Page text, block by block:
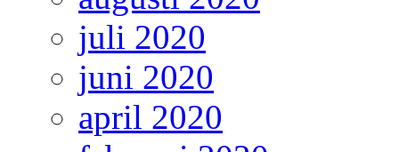
juli 2020
juni 2020
april 2020